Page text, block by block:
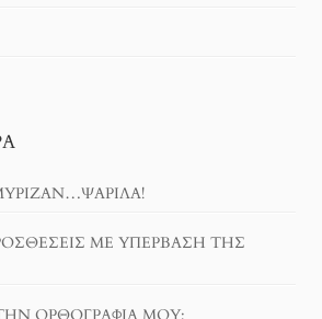
ΜΕ ΥΠΈΡΒΑΣΗ ΤΗΣ